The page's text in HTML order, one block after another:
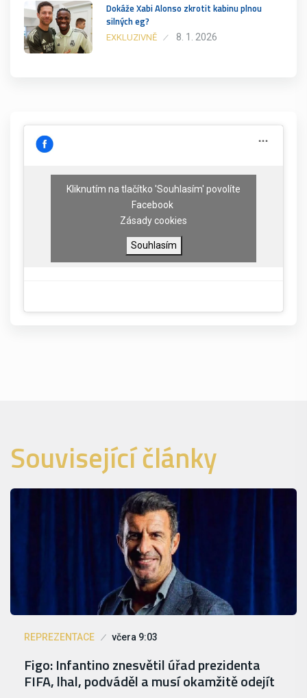
Dokáže Xabi Alonso zkrotit kabinu plnou
silných eg?
EXKLUZIVNĚ 8. 1. 2026
Kliknutím na tlačítko 'Souhlasím' povolíte
Facebook
Zásady cookies
Souhlasím
Související články
REPREZENTACE včera 9:03
Figo: Infantino znesvětil úřad prezidenta
FIFA, lhal, podváděl a musí okamžitě odejít